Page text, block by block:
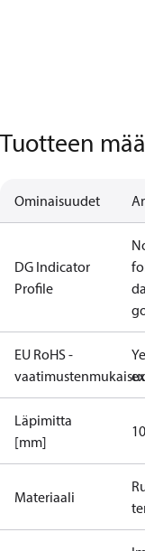
Tuotteen
Ominaisuudet
DG Indicator
Profile
EU RoHS -
Läpimitta
[mm]
Materiaali